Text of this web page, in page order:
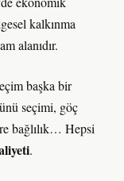
kalkınma
alanıdır.
başka bir
seçimi, göç
bağlılık… Hepsi
.